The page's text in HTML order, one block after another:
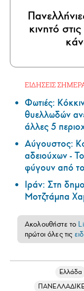
κινητό
ΕΙΔΗΣΕΙΣ
Φωτιές:
θυελλωδών
άλλες 5
Αύγουστος:
αδειούχων -
φύγουν από
Ιράν: Στη
Μοτζτάμπα
Ακολουθήστε το
πρώτοι όλες τις
Ελλάδα